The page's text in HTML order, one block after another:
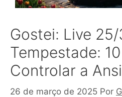
Gostei: Live
Tempestade:
Controlar a
26 de março de 2025 Por